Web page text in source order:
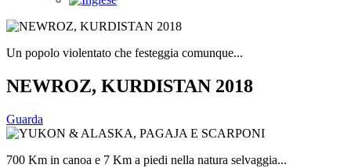
Un popolo violentato che festeggia comunque...
NEWROZ, KURDISTAN 2018
Guarda
700 Km in canoa e 7 Km a piedi nella natura selvaggia...